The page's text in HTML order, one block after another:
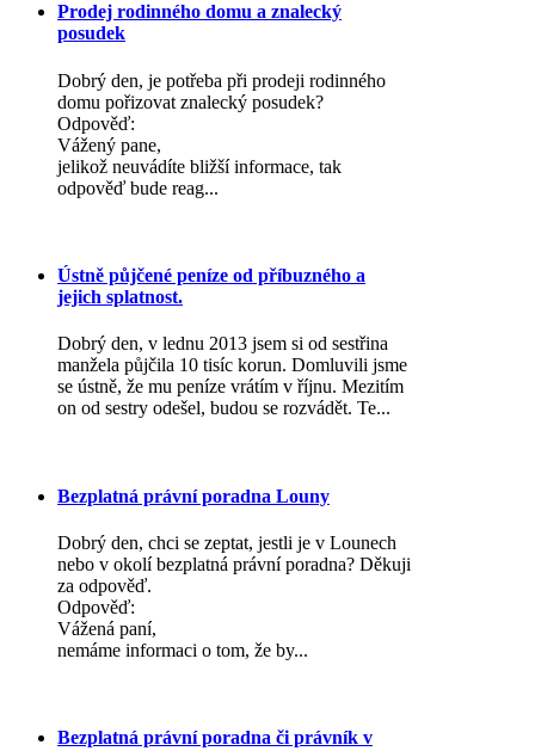
Prodej rodinného domu a znalecký
posudek
Dobrý den, je potřeba při prodeji rodinného
domu pořizovat znalecký posudek?
Odpověď:
Vážený pane,
jelikož neuvádíte bližší informace, tak
odpověď bude reag...
Ústně půjčené peníze od příbuzného a
jejich splatnost.
Dobrý den, v lednu 2013 jsem si od sestřina
manžela půjčila 10 tisíc korun. Domluvili jsme
se ústně, že mu peníze vrátím v říjnu. Mezitím
on od sestry odešel, budou se rozvádět. Te...
Bezplatná právní poradna Louny
Dobrý den, chci se zeptat, jestli je v Lounech
nebo v okolí bezplatná právní poradna? Děkuji
za odpověď.
Odpověď:
Vážená paní,
nemáme informaci o tom, že by...
Bezplatná právní poradna či právník v